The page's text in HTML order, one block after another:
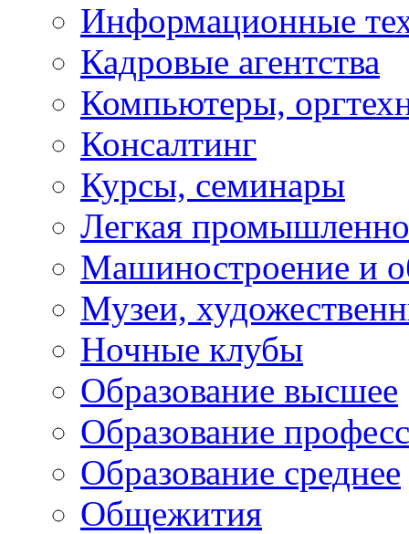
Информационные
Кадровые агентства
Компьютеры,
Консалтинг
Курсы, семинары
Легкая
Машиностроение и
Музеи,
Ночные клубы
Образование высшее
Образование
Образование среднее
Общежития